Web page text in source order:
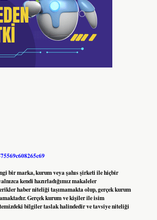
bir marka, kurum veya şahıs şirketi ile hiçbir
kendi hazırladığımız makaleler
haber niteliği taşımamakta olup, gerçek kurum
Gerçek kurum ve kişiler ile isim
bilgiler taslak halindedir ve tavsiye niteliği